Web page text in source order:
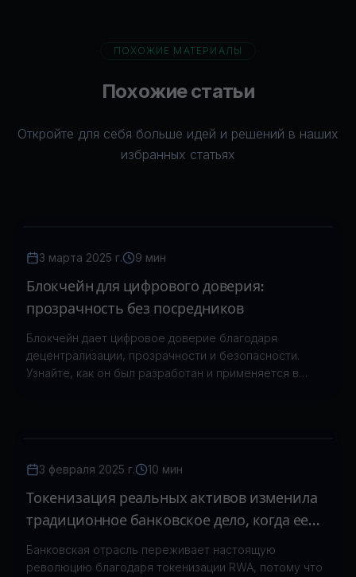
ПОХОЖИЕ МАТЕРИАЛЫ
Похожие статьи
Откройте для себя больше идей и решений в наших
избранных статьях
3 марта 2025 г. 9 мин
Блокчейн для цифрового доверия:
прозрачность без посредников
Блокчейн дает цифровое доверие благодаря
децентрализации, прозрачности и безопасности.
Узнайте, как он был разработан и применяется в
3 февраля 2025 г. 10 мин
Токенизация реальных активов изменила
традиционное банковское дело, когда ее
начали использовать в реальном мире.
Банковская отрасль переживает настоящую
революцию благодаря токенизации RWA, потому что